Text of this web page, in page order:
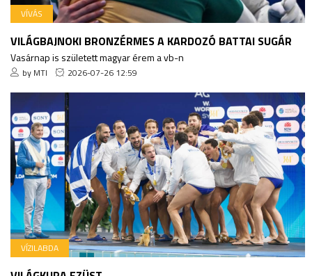
VÍVÁS
VILÁGBAJNOKI BRONZÉRMES A KARDOZÓ BATTAI SUGÁR
Vasárnap is született magyar érem a vb-n
by MTI 2026-07-26 12:59
VÍZILABDA